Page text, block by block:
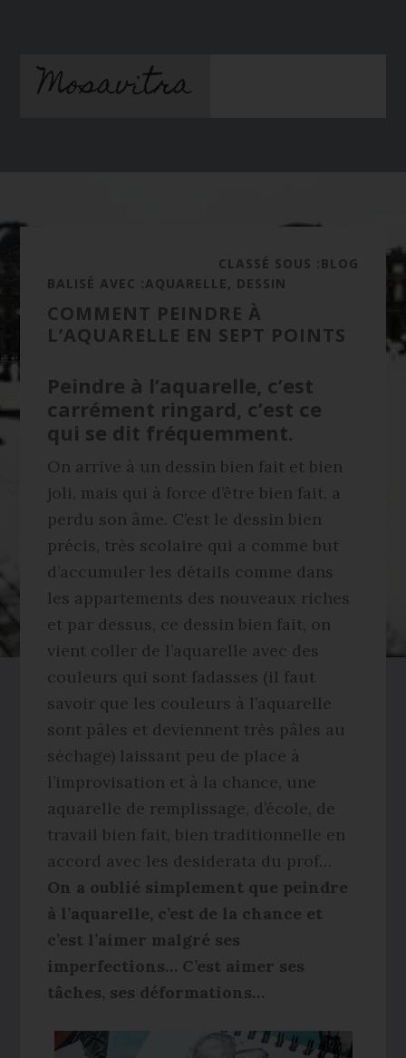
contenu
principal
barreMosavitra
CLASSÉ SOUS :BLOG
BALISÉ AVEC :AQUARELLE, DESSIN
COMMENT PEINDRE À
L’AQUARELLE EN SEPT POINTS
Peindre à l’aquarelle, c’est
carrément ringard, c’est ce
qui se dit fréquemment.
On arrive à un dessin bien fait et bien
joli, mais qui à force d’être bien fait, a
perdu son âme. C’est le dessin bien
précis, très scolaire qui a comme but
d’accumuler les détails comme dans
les appartements des nouveaux riches
et par dessus, ce dessin bien fait, on
vient coller de l’aquarelle avec des
couleurs qui sont fadasses (il faut
savoir que les couleurs à l’aquarelle
sont pâles et deviennent très pâles au
séchage) laissant peu de place à
l’improvisation et à la chance, une
aquarelle de remplissage, d’école, de
travail bien fait, bien traditionnelle en
accord avec les desiderata du prof…
On a oublié simplement que peindre
à l’aquarelle, c’est de la chance et
c’est l’aimer malgré ses
imperfections… C’est aimer ses
tâches, ses déformations…